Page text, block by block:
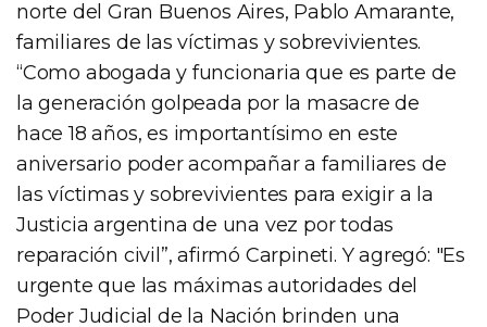
norte del Gran Buenos Aires, Pablo Amarante,
familiares de las víctimas y sobrevivientes.
“Como abogada y funcionaria que es parte de
la generación golpeada por la masacre de
hace 18 años, es importantísimo en este
aniversario poder acompañar a familiares de
las víctimas y sobrevivientes para exigir a la
Justicia argentina de una vez por todas
reparación civil”, afirmó Carpineti. Y agregó: "Es
urgente que las máximas autoridades del
Poder Judicial de la Nación brinden una